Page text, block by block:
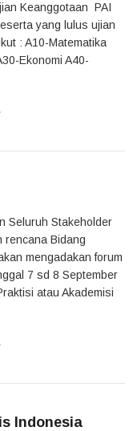
Keanggotaan PAI
yang lulus ujian
: A10-Matematika
Ekonomi A40-
Seluruh Stakeholder
rencana Bidang
mengadakan forum
7 sd 8 September
atau Akademisi
Indonesia